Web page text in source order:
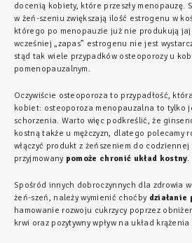
docenią kobiety, które przeszły menopauzę.
w żeń-szeniu zwiększają ilość estrogenu w
którego po menopauzie już nie produkują
wcześniej „zapas” estrogenu nie jest
stąd tak wiele przypadków osteoporozy u
pomenopauzalnym.
Oczywiście osteoporoza to przypadłość,
kobiet: osteoporoza menopauzalna to tylko
schorzenia. Warto więc podkreślić, że
kostną także u mężczyzn, dlatego polecamy
włączyć produkt z żeńszeniem do codziennej
przyjmowany pomoże chronić układ kostny.
Spośród innych dobroczynnych dla zdrowia
żeń-szeń, należy wymienić choćby działanie
hamowanie rozwoju cukrzycy poprzez
krwi oraz pozytywny wpływ na układ